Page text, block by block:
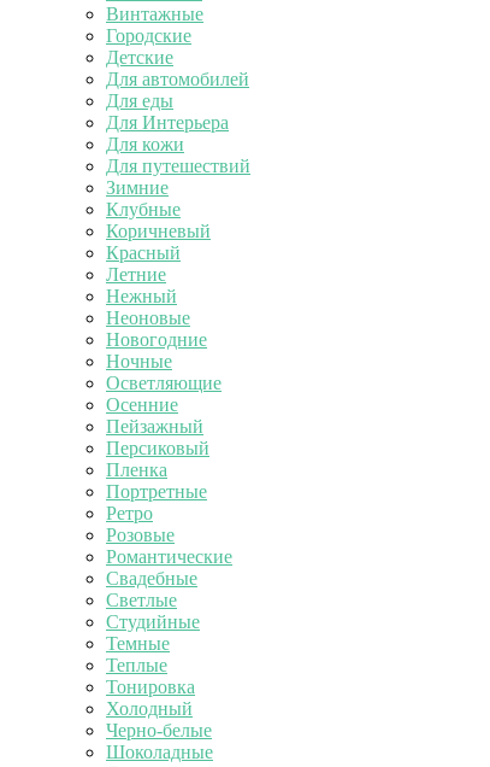
Винтажные
Городские
Детские
Для автомобилей
Для еды
Для Интерьера
Для кожи
Для путешествий
Зимние
Клубные
Коричневый
Красный
Летние
Нежный
Неоновые
Новогодние
Ночные
Осветляющие
Осенние
Пейзажный
Персиковый
Пленка
Портретные
Ретро
Розовые
Романтические
Свадебные
Светлые
Студийные
Темные
Теплые
Тонировка
Холодный
Черно-белые
Шоколадные